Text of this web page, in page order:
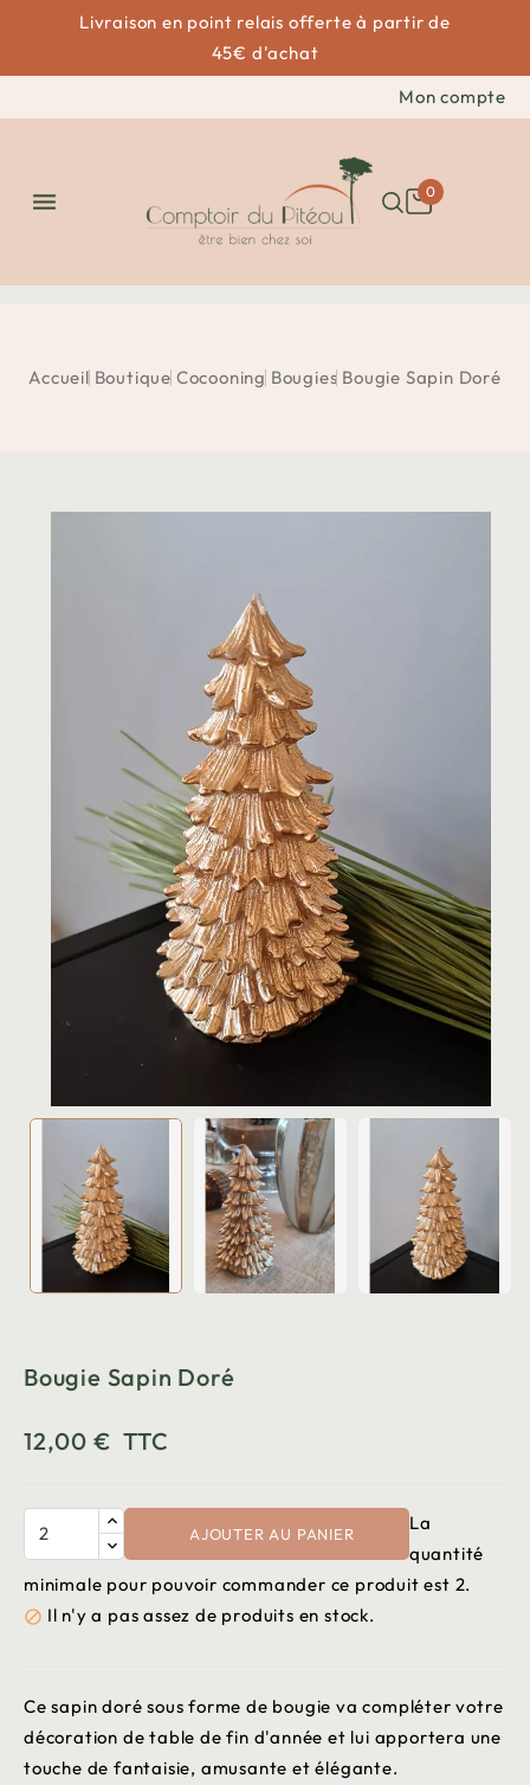
Livraison en point relais offerte à partir de
45€ d'achat
Mon compte
 0
Accueil Boutique Cocooning Bougies Bougie Sapin Doré
Bougie Sapin Doré
12,00 € TTC
AJOUTER AU PANIER
La
quantité
minimale pour pouvoir commander ce produit est 2.
 Il n'y a pas assez de produits en stock.
Ce sapin doré sous forme de bougie va compléter votre
décoration de table de fin d'année et lui apportera une
touche de fantaisie, amusante et élégante.